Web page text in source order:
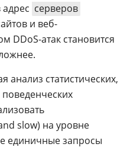
серверов
и веб-
DDoS-атак становится
статистических,
поведенческих
slow) на уровне
единичные запросы